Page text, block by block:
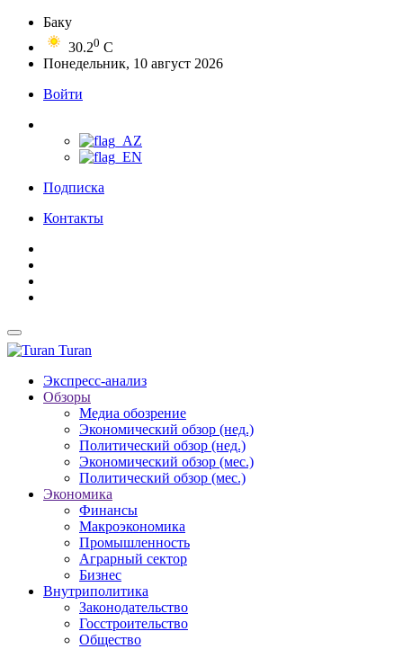
Баку
30.20 C
Понедельник, 10 август 2026
Войти
Подписка
Контакты
Turan
Экспресс-анализ
Обзоры
Медиа обозрение
Экономический обзор (нед.)
Политический обзор (нед.)
Экономический обзор (мес.)
Политический обзор (мес.)
Экономика
Финансы
Макроэкономика
Промышленность
Аграрный сектор
Бизнес
Внутриполитика
Законодательство
Госстроительство
Общество